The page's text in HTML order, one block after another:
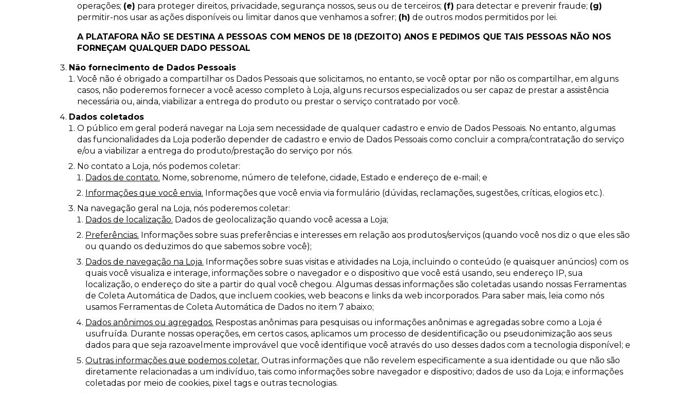
operações; (e) para proteger direitos, privacidade, segurança nossos, seus ou de terceiros; (f) para detectar e prevenir fraude; (g)
permitir-nos usar as ações disponíveis ou limitar danos que venhamos a sofrer; (h) de outros modos permitidos por lei.
A PLATAFORA NÃO SE DESTINA A PESSOAS COM MENOS DE 18 (DEZOITO) ANOS E PEDIMOS QUE TAIS PESSOAS NÃO NOS
FORNEÇAM QUALQUER DADO PESSOAL
Não fornecimento de Dados Pessoais
Você não é obrigado a compartilhar os Dados Pessoais que solicitamos, no entanto, se você optar por não os compartilhar, em alguns
casos, não poderemos fornecer a você acesso completo à Loja, alguns recursos especializados ou ser capaz de prestar a assistência
necessária ou, ainda, viabilizar a entrega do produto ou prestar o serviço contratado por você.
Dados coletados
O público em geral poderá navegar na Loja sem necessidade de qualquer cadastro e envio de Dados Pessoais. No entanto, algumas
das funcionalidades da Loja poderão depender de cadastro e envio de Dados Pessoais como concluir a compra/contratação do serviço
e/ou a viabilizar a entrega do produto/prestação do serviço por nós.
No contato a Loja, nós podemos coletar:
Dados de contato. Nome, sobrenome, número de telefone, cidade, Estado e endereço de e-mail; e
Informações que você envia. Informações que você envia via formulário (dúvidas, reclamações, sugestões, críticas, elogios etc.).
Na navegação geral na Loja, nós poderemos coletar:
Dados de localização. Dados de geolocalização quando você acessa a Loja;
Preferências. Informações sobre suas preferências e interesses em relação aos produtos/serviços (quando você nos diz o que eles são
ou quando os deduzimos do que sabemos sobre você);
Dados de navegação na Loja. Informações sobre suas visitas e atividades na Loja, incluindo o conteúdo (e quaisquer anúncios) com os
quais você visualiza e interage, informações sobre o navegador e o dispositivo que você está usando, seu endereço IP, sua
localização, o endereço do site a partir do qual você chegou. Algumas dessas informações são coletadas usando nossas Ferramentas
de Coleta Automática de Dados, que incluem cookies, web beacons e links da web incorporados. Para saber mais, leia como nós
usamos Ferramentas de Coleta Automática de Dados no item 7 abaixo;
Dados anônimos ou agregados. Respostas anônimas para pesquisas ou informações anônimas e agregadas sobre como a Loja é
usufruída. Durante nossas operações, em certos casos, aplicamos um processo de desidentificação ou pseudonimização aos seus
dados para que seja razoavelmente improvável que você identifique você através do uso desses dados com a tecnologia disponível; e
Outras informações que podemos coletar. Outras informações que não revelem especificamente a sua identidade ou que não são
diretamente relacionadas a um indivíduo, tais como informações sobre navegador e dispositivo; dados de uso da Loja; e informações
coletadas por meio de cookies, pixel tags e outras tecnologias.